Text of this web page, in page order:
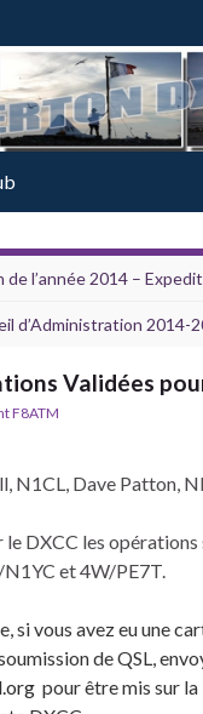
de l’année 2014 –
d’Administration 2014-
Validées
F8ATM
N1CL, Dave Patton,
DXCC les opérations
et 4W/PE7T.
si vous avez eu une
de QSL,
pour être mis sur